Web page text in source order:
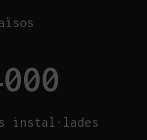
instal·lades